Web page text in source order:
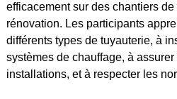
efficacement sur des chantiers
rénovation. Les participants
différents types de tuyauterie, à
systèmes de chauffage, à assurer
installations, et à respecter les